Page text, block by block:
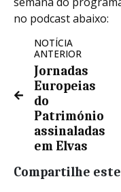
no podcast abaixo:
NOTÍCIA
ANTERIOR
Jornadas
Europeias
do
Património
assinaladas
em Elvas
Compartilhe